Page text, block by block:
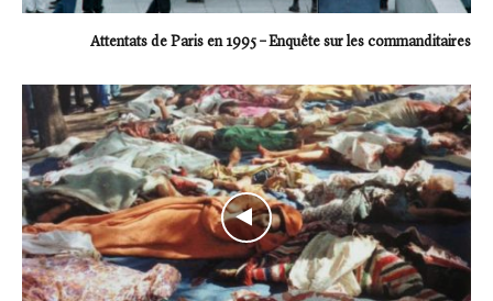
Attentats de Paris en 1995 – Enquête sur les commanditaires